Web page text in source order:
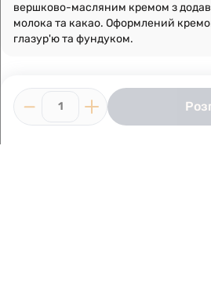
вершково-масляним кремом з
молока та какао. Оформлений
глазур'ю та фундуком.
1